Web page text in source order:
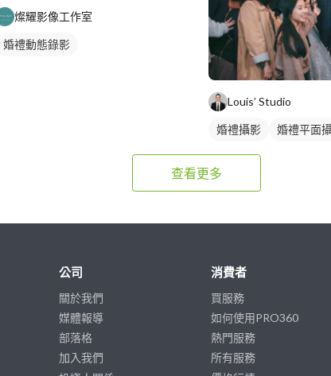
燦耀影像工作室
婚禮動態錄影
Louis’ Studio
婚禮攝影 婚禮平面
查看更多
公司
關於我們
媒體報導
部落格
加入我們
消費者
買服務
如何使用PRO360
熱門服務
所有服務